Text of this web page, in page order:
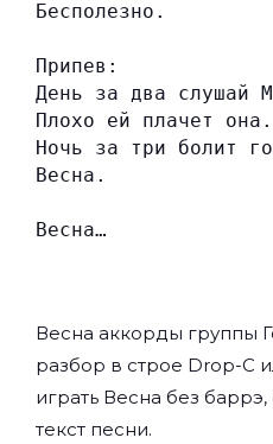
Бесполезно.
Припев:
День за два слушай
Плохо ей плачет она.
Ночь за три болит
Весна.
Весна…
Весна аккорды группы
разбор в строе Drop-C
играть Весна без
текст песни.